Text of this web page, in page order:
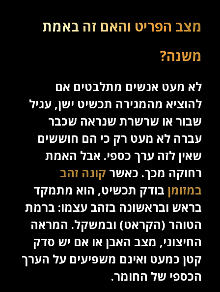
מצב הפריט והאם זה באמת
משנה?
לא מעט אנשים מתלבטים אם
להוציא מהמגירה תכשיט ישן, עגיל
שבור או שרשרת שנראה שכבר
עברה לא מעט רק כי הם חוששים
שאין לזה ערך כספי. אבל האמת
רחוקה מכך. כאשר קונה זהב
במזומן בודק תכשיט, הוא מתמקד
בראש ובראשונה בזהב עצמו: ברמת
הטוהר (הקראט) ובמשקל. המראה
החיצוני, מצב האבן או אם יש סדק
קטן כמעט ואינם משפיעים על הערך
הכספי של החומר.